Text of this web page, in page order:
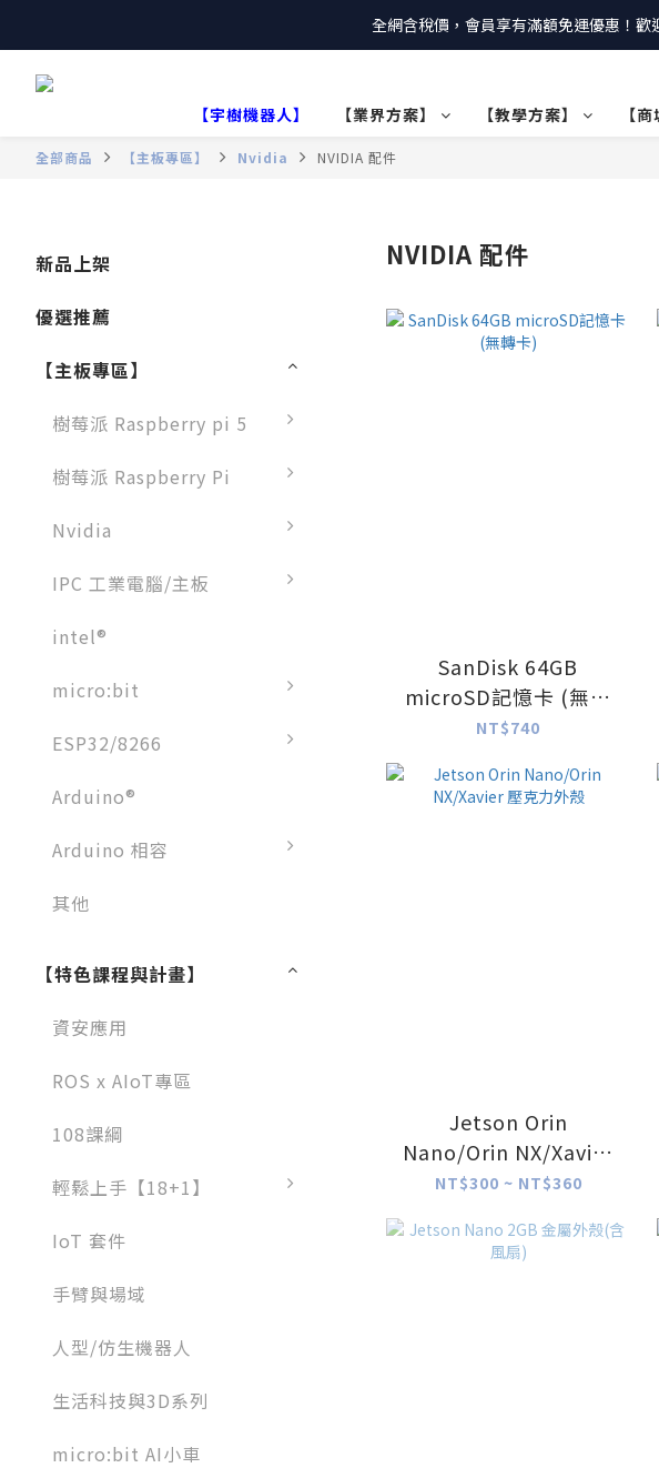
全網含稅價，會員享有滿額免運優惠！
【宇樹機器人】
【業界方案】 【教學方案】 【
全部商品 【主板專區】 Nvidia NVIDIA 配件
新品上架
優選推薦
【主板專區】
樹莓派 Raspberry pi 5
樹莓派 Raspberry Pi
Nvidia
IPC 工業電腦/主板
intel®
micro:bit
ESP32/8266
Arduino®
Arduino 相容
其他
【特色課程與計畫】
資安應用
ROS x AIoT專區
108課綱
輕鬆上手【18+1】
IoT 套件
手臂與場域
人型/仿生機器人
生活科技與3D系列
micro:bit AI小車
NVIDIA 配件
SanDisk 64GB
microSD記憶卡 (無轉
卡)
NT$740
Jetson Orin
Nano/Orin NX/Xavier
壓克力外殼
NT$300 ~ NT$360